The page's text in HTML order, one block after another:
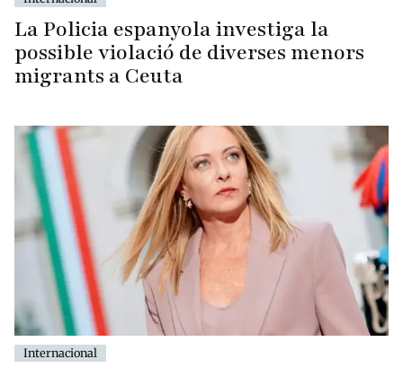
La Policia espanyola investiga la
possible violació de diverses menors
migrants a Ceuta
Internacional